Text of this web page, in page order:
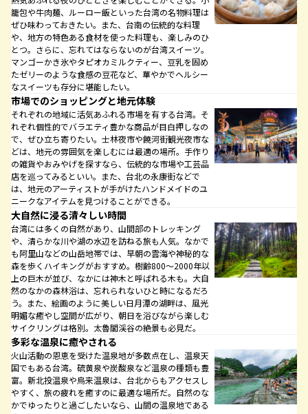
籠包や牛肉麺、ルーロー飯といった台湾の名物料理は
ぜひ味わっておきたい。また、台南の伝統的な料理
や、地方の特色ある食材を使った料理も、楽しみのひ
とつ。さらに、忘れてはならないのが台湾スイーツ。
マンゴーかき氷やタピオカミルクティー、豆乳を固め
たゼリーのような食感の豆花など、華やかでヘルシー
なスイーツも存分に堪能したい。
市場でのショッピングと地元体験
それぞれの地域に活気あふれる市場を有する台湾。そ
れぞれ個性的でバラエティ豊かな商品が目白押しなの
で、ぜひ立ち寄りたい。士林夜市や饒河街観光夜市な
どは、地元の雰囲気を楽しむには最適の場所。手作り
の雑貨やおみやげを探すなら、伝統的な市場や工芸品
店を巡ってみるといい。また、台北の永康街などで
は、地元のアーティストが手がけたハンドメイドのユ
ニークなアイテムを見つけることができる。
大自然に浸る清々しい時間
台湾には多くの自然があり、山間部のトレッキング
や、清らかな川や湖の水辺を訪ねる旅も人気。なかで
も阿里山などの山岳地帯では、早朝の雲海や神秘的な
森を歩くハイキングがおすすめ。樹齢800～2000年以
上の巨木が並び、なかには神木と呼ばれる木も。大自
然のなかの森林浴は、忘れられないひと時になるだろ
う。また、絵画のように美しい日月潭の湖畔は、風光
明媚な癒やし空間が広がり、朝日を浴びながら楽しむ
サイクリングは格別。太魯閣渓谷の絶景も必見だ。
多彩な温泉に癒やされる
火山活動の恩恵を受けた温泉地が多数点在し、温泉天
国でもある台湾。硫黄泉や炭酸泉など温泉の種類も豊
富。新北投温泉や烏来温泉は、台北からもアクセスし
やすく、旅の疲れを癒すのに最適な場所だ。自然のな
かでゆったりと過ごしたいなら、山間の温泉地である